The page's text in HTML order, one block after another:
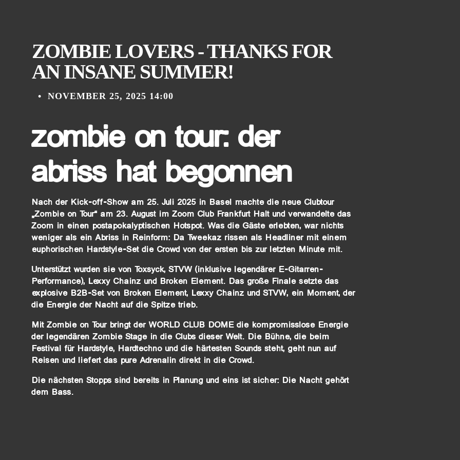
ZOMBIE LOVERS - THANKS FOR
AN INSANE SUMMER!
• NOVEMBER 25, 2025 14:00
zombie on tour: der
abriss hat begonnen
Nach der Kick-off-Show am 25. Juli 2025 in Basel machte die neue Clubtour
„Zombie on Tour“ am 23. August im Zoom Club Frankfurt Halt und verwandelte das
Zoom in einen postapokalyptischen Hotspot. Was die Gäste erlebten, war nichts
weniger als ein Abriss in Reinform: Da Tweekaz rissen als Headliner mit einem
euphorischen Hardstyle-Set die Crowd von der ersten bis zur letzten Minute mit.
Unterstützt wurden sie von Toxsyck, STVW (inklusive legendärer E-Gitarren-
Performance), Lexxy Chainz und Broken Element. Das große Finale setzte das
explosive B2B-Set von Broken Element, Lexxy Chainz und STVW, ein Moment, der
die Energie der Nacht auf die Spitze trieb.
Mit Zombie on Tour bringt der WORLD CLUB DOME die kompromisslose Energie
der legendären Zombie Stage in die Clubs dieser Welt. Die Bühne, die beim
Festival für Hardstyle, Hardtechno und die härtesten Sounds steht, geht nun auf
Reisen und liefert das pure Adrenalin direkt in die Crowd.
Die nächsten Stopps sind bereits in Planung und eins ist sicher: Die Nacht gehört
dem Bass.